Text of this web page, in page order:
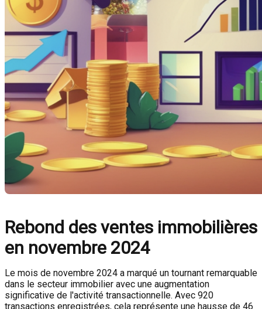
Rebond des ventes immobilières
en novembre 2024
Le mois de novembre 2024 a marqué un tournant remarquable
dans le secteur immobilier avec une augmentation
significative de l'activité transactionnelle. Avec 920
transactions enregistrées, cela représente une hausse de 46